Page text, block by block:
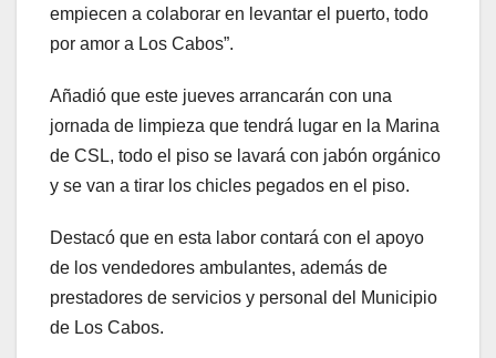
empiecen a colaborar en levantar el puerto, todo
por amor a Los Cabos”.
Añadió que este jueves arrancarán con una
jornada de limpieza que tendrá lugar en la Marina
de CSL, todo el piso se lavará con jabón orgánico
y se van a tirar los chicles pegados en el piso.
Destacó que en esta labor contará con el apoyo
de los vendedores ambulantes, además de
prestadores de servicios y personal del Municipio
de Los Cabos.